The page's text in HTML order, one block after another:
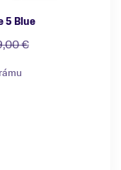
5 Blue
€